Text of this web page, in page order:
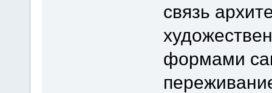
связь
формами